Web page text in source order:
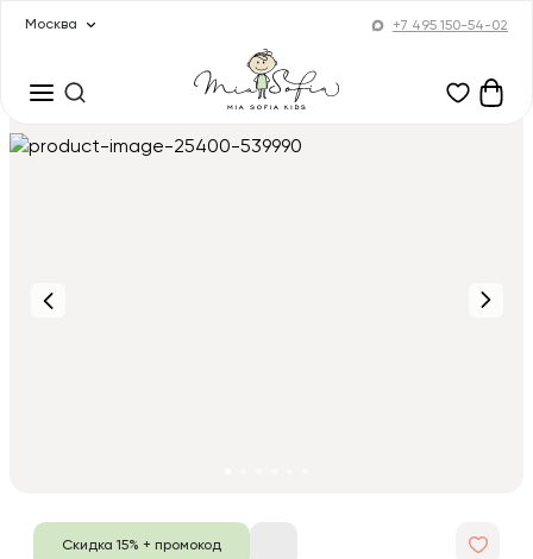
Москва +7 495 150-54-02
Скидка 15% + промокод